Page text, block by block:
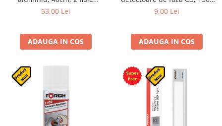
fluorescente, capete cu
53,00 Lei
ADAUGA IN COS
250V, varf 3mm
9,00 Lei
ADAUGA IN COS